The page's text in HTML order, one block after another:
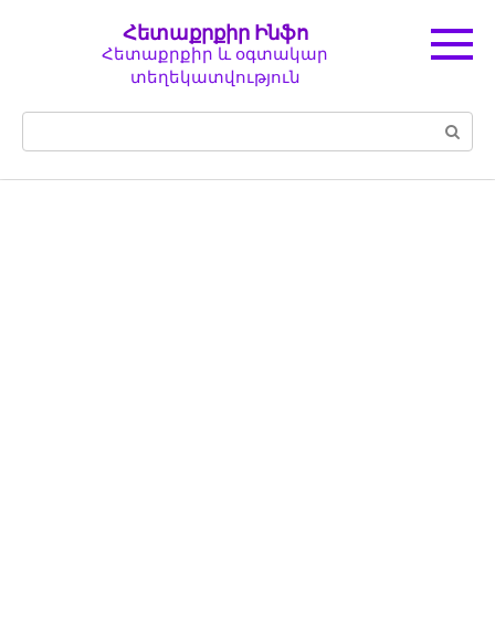
Հետաքրքիր Ինֆո
Հետաքրքիր և օգտակար
տեղեկատվություն